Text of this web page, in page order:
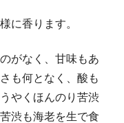
に香ります。
がなく、甘味もあ
も何となく、酸も
やくほんのり苦渋
渋も海老を生で食